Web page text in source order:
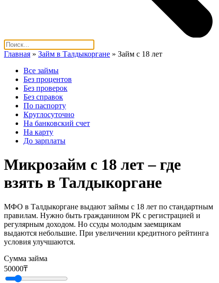
Главная » Займ в Талдыкоргане » Займ с 18 лет
Все займы
Без процентов
Без проверок
Без справок
По паспорту
Круглосуточно
На банковский счет
На карту
До зарплаты
Микрозайм с 18 лет – где
взять в Талдыкоргане
МФО в Талдыкоргане выдают займы с 18 лет по стандартным
правилам. Нужно быть гражданином РК с регистрацией и
регулярным доходом. Но ссуды молодым заемщикам
выдаются небольшие. При увеличении кредитного рейтинга
условия улучшаются.
Сумма займа
50000₸